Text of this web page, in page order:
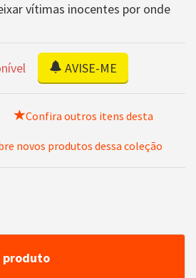
vítimas inocentes por onde
AVISE-ME
Confira outros itens desta
novos produtos dessa coleção
produto